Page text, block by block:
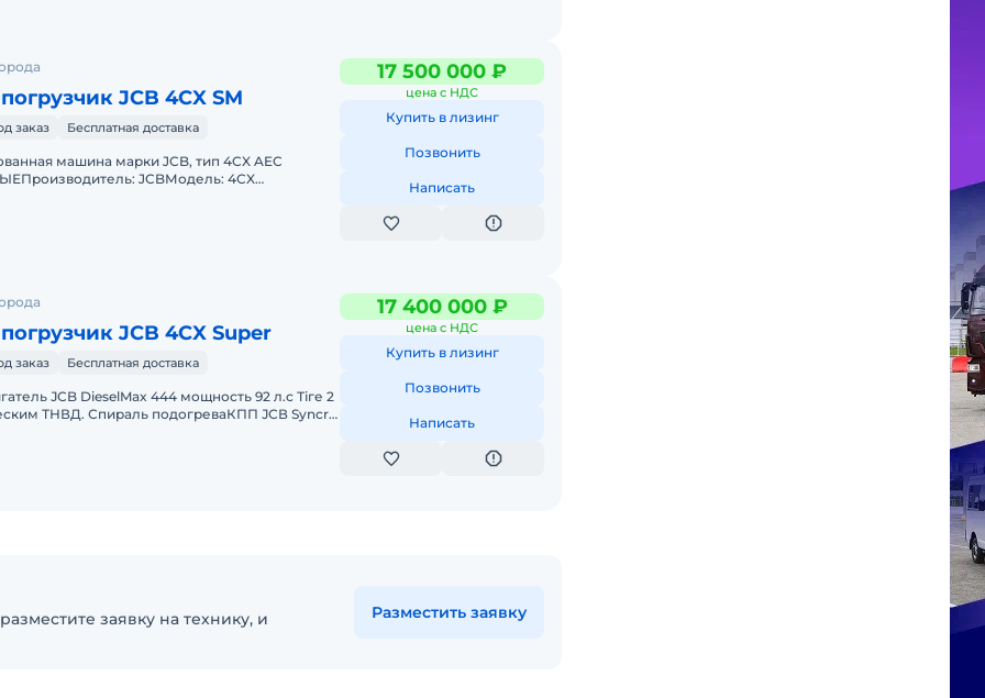
JCB 4CX SM
заказ Бесплатная доставка
машина марки JCB, тип 4CX AEC
JCBМодель: 4CX
17 500 000 ₽
цена с НДС
Купить в лизинг
Позвонить
Написать
JCB 4CX Super
заказ Бесплатная доставка
ЈСB DieselMax 444 мощность 92 л.с Тіге 2
ТНВД. Спираль подогреваКПП ЈСВ Syncro
17 400 000 ₽
цена с НДС
Купить в лизинг
Позвонить
Написать
заявку на технику, и
Разместить заявку